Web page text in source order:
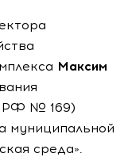
Максим
РФ № 169)
муниципальной
среда».